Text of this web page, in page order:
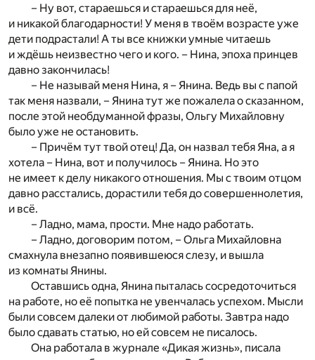
– Ну вот, стараешься и стараешься для неё,
и никакой благодарности! У меня в твоём возрасте уже
дети подрастали! А ты все книжки умные читаешь
и ждёшь неизвестно чего и кого. – Нина, эпоха принцев
давно закончилась!
– Не называй меня Нина, я – Янина. Ведь вы с папой
так меня назвали, – Янина тут же пожалела о сказанном,
после этой необдуманной фразы, Ольгу Михайловну
было уже не остановить.
– Причём тут твой отец! Да, он назвал тебя Яна, а я
хотела – Нина, вот и получилось – Янина. Но это
не имеет к делу никакого отношения. Мы с твоим отцом
давно расстались, дорастили тебя до совершеннолетия,
и всё.
– Ладно, мама, прости. Мне надо работать.
– Ладно, договорим потом, – Ольга Михайловна
смахнула внезапно появившеюся слезу, и вышла
из комнаты Янины.
Оставшись одна, Янина пыталась сосредоточиться
на работе, но её попытка не увенчалась успехом. Мысли
были совсем далеки от любимой работы. Завтра надо
было сдавать статью, но ей совсем не писалось.
Она работала в журнале «Дикая жизнь», писала